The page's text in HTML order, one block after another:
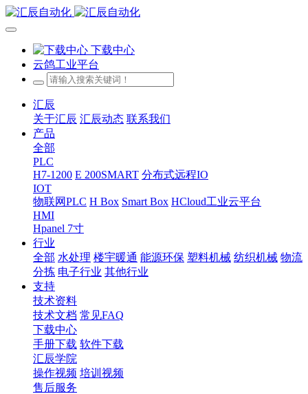
下载中心
云鸽工业平台
汇辰
关于汇辰 汇辰动态 联系我们
产品
全部
PLC
H7-1200 E 200SMART 分布式远程IO
IOT
物联网PLC H Box Smart Box HCloud工业云平台
HMI
Hpanel 7寸
行业
全部 水处理 楼宇暖通 能源环保 塑料机械 纺织机械 物流
分拣 电子行业 其他行业
支持
技术资料
技术文档 常见FAQ
下载中心
手册下载 软件下载
汇辰学院
操作视频 培训视频
售后服务